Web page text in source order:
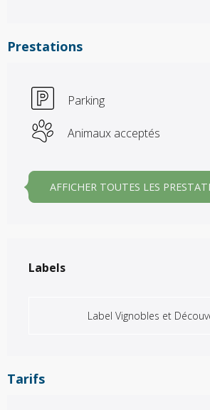
Prestations
Parking
Animaux acceptés
AFFICHER TOUTES LES
Labels
Labels
Label Vignobles et
Tarifs